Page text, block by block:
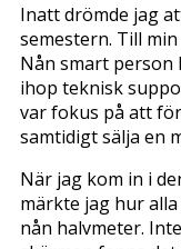
Inatt drömde jag
semestern. Till
Nån smart person
ihop teknisk
var fokus på att
samtidigt sälja en
När jag kom in i
märkte jag hur
nån halvmeter.